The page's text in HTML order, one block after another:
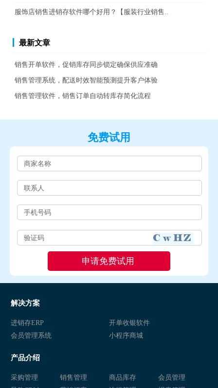
服饰店销售进销存软件哪个好用？【服装行业销售..
最新文章
销售开单软件，促销库存同步锁定确保供应准确
销售管理系统，配送时效智能预测提升客户体验
销售管理软件，销售订单自动转库存简化流程
免费试用
解决方案
进销存ERP
开单收银软件
会员管理系统
小程序商城
产品介绍
采购管理 销售管理 商品库存
会员管理